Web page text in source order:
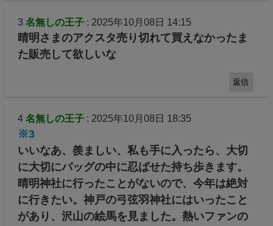
3 名無しの王子: 2025年10月08日 14:15
晴明さまのアクスタ売り切れて買えなかったま
た販売して欲しいな
返信
4 名無しの王子: 2025年10月08日 18:35
※3
いいなあ、羨ましい、私も手に入ったら、大切
に大切にバッグの中に忍ばせた持ち歩きます。
晴明神社に行ったことがないので、今年は絶対
に行きたい。神戸の弓弦羽神社にはいったこと
があり、沢山の絵馬を見ました。熱いファンの